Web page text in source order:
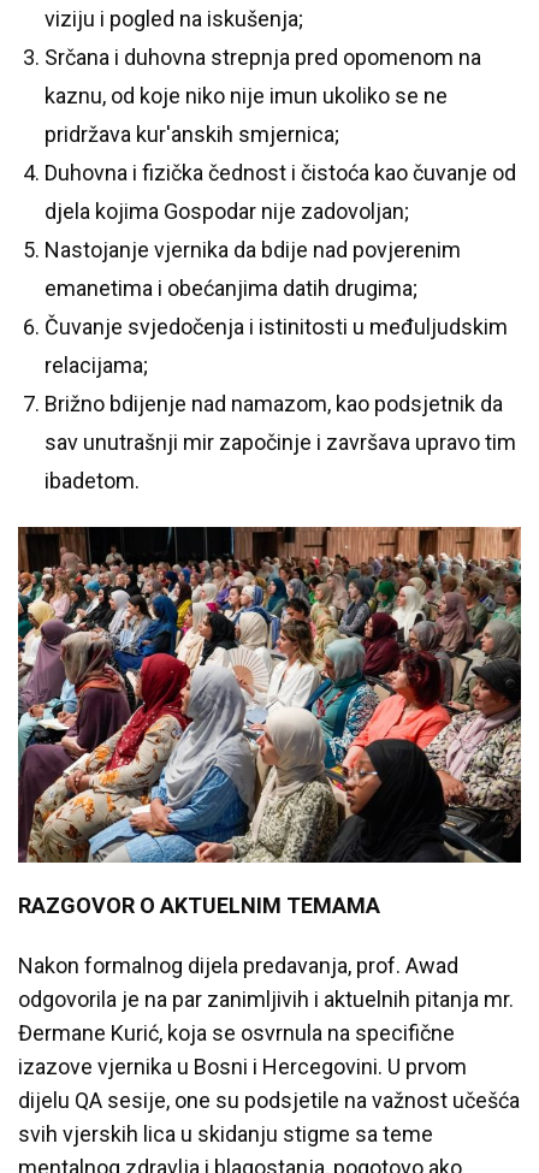
viziju i pogled na iskušenja;
Srčana i duhovna strepnja pred opomenom na
kaznu, od koje niko nije imun ukoliko se ne
pridržava kur'anskih smjernica;
Duhovna i fizička čednost i čistoća kao čuvanje od
djela kojima Gospodar nije zadovoljan;
Nastojanje vjernika da bdije nad povjerenim
emanetima i obećanjima datih drugima;
Čuvanje svjedočenja i istinitosti u međuljudskim
relacijama;
Brižno bdijenje nad namazom, kao podsjetnik da
sav unutrašnji mir započinje i završava upravo tim
ibadetom.
RAZGOVOR O AKTUELNIM TEMAMA
Nakon formalnog dijela predavanja, prof. Awad
odgovorila je na par zanimljivih i aktuelnih pitanja mr.
Đermane Kurić, koja se osvrnula na specifične
izazove vjernika u Bosni i Hercegovini. U prvom
dijelu QA sesije, one su podsjetile na važnost učešća
svih vjerskih lica u skidanju stigme sa teme
mentalnog zdravlja i blagostanja, pogotovo ako